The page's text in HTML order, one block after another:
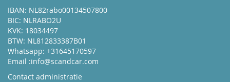
IBAN: NL82rabo00134507800
BIC: NLRABO2U
KVK: 18034497
BTW: NL812833387B01
Whatsapp: +31645170597
Email :info@scandcar.com
Contact administratie